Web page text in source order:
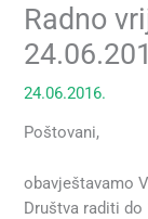
Radno
24.06.2016.
Poštovani,
obavještavamo
Društva raditi do